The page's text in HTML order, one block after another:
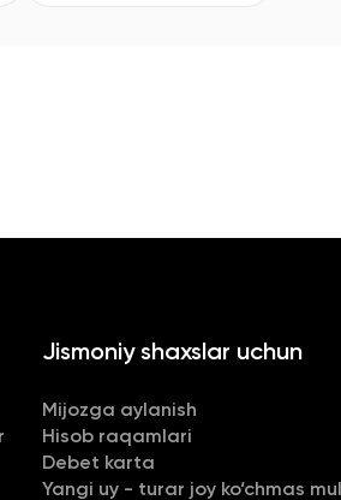
Jismoniy shaxslar uchun
Mijozga aylanish
Hisob raqamlari
Debet karta
Yangi uy - turar joy ko‘chmas